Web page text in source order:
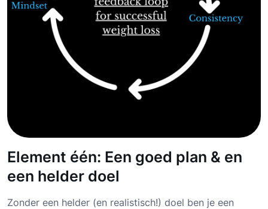
Element één: Een goed plan & en
een helder doel
Zonder een helder (en realistisch!) doel ben je een